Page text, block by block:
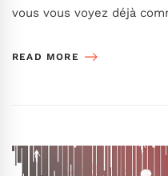
vous vous voyez déjà
READ MORE